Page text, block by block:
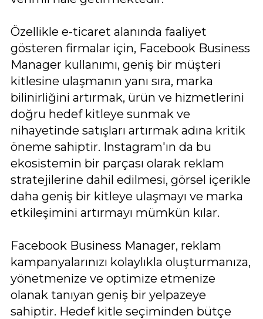
Özellikle e-ticaret alanında faaliyet
gösteren firmalar için, Facebook Business
Manager kullanımı, geniş bir müşteri
kitlesine ulaşmanın yanı sıra, marka
bilinirliğini artırmak, ürün ve hizmetlerini
doğru hedef kitleye sunmak ve
nihayetinde satışları artırmak adına kritik
öneme sahiptir. Instagram'ın da bu
ekosistemin bir parçası olarak reklam
stratejilerine dahil edilmesi, görsel içerikle
daha geniş bir kitleye ulaşmayı ve marka
etkileşimini artırmayı mümkün kılar.
Facebook Business Manager, reklam
kampanyalarınızı kolaylıkla oluşturmanıza,
yönetmenize ve optimize etmenize
olanak tanıyan geniş bir yelpazeye
sahiptir. Hedef kitle seçiminden bütçe